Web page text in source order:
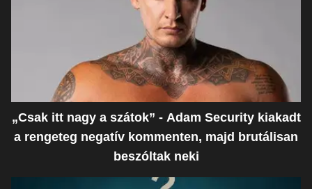
„Csak itt nagy a szátok” - Adam Security kiakadt
a rengeteg negatív kommenten, majd brutálisan
beszóltak neki